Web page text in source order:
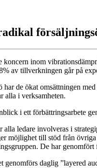
koncern inom
av tillverkningen går på
de ökat omsättningen
alla i verksamheten.
i ett förbättringsarbete
alla ledare involveras i
möjlighet till stöd från övriga
De har
genomförs daglig ”layered